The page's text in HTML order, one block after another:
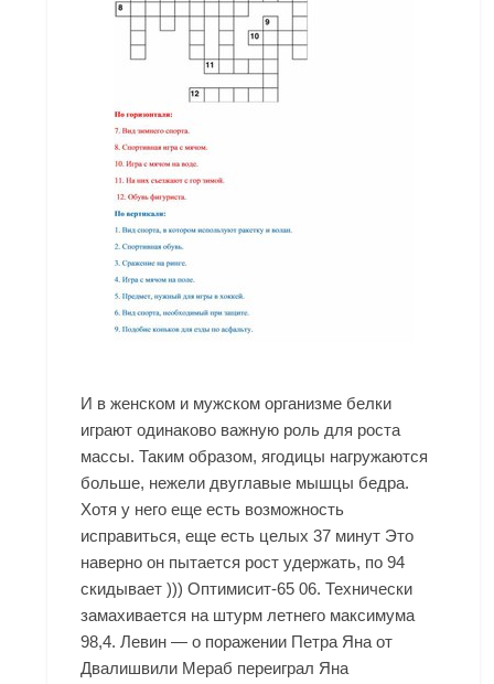
И в женском и мужском организме белки
играют одинаково важную роль для роста
массы. Таким образом, ягодицы нагружаются
больше, нежели двуглавые мышцы бедра.
Хотя у него еще есть возможность
исправиться, еще есть целых 37 минут Это
наверно он пытается рост удержать, по 94
скидывает ))) Оптимисит-65 06. Технически
замахивается на штурм летнего максимума
98,4. Левин — о поражении Петра Яна от
Двалишвили Мераб переиграл Яна